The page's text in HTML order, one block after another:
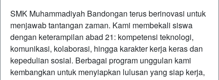
SMK Muhammadiyah Bandongan terus berinovasi untuk
menjawab tantangan zaman. Kami membekali siswa
dengan keterampilan abad 21: kompetensi teknologi,
komunikasi, kolaborasi, hingga karakter kerja keras dan
kepedulian sosial. Berbagai program unggulan kami
kembangkan untuk menyiapkan lulusan yang siap kerja,